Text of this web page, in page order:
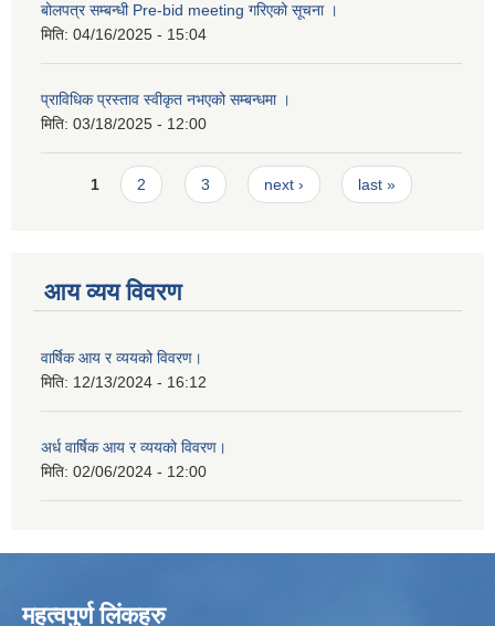
बोलपत्र सम्बन्धी Pre-bid meeting गरिएको सूचना ।
मिति: 04/16/2025 - 15:04
प्राविधिक प्रस्ताव स्वीकृत नभएको सम्बन्धमा ।
मिति: 03/18/2025 - 12:00
Pages
1 2 3 next › last »
आय व्यय विवरण
वार्षिक आय र व्ययको विवरण।
मिति: 12/13/2024 - 16:12
अर्ध वार्षिक आय र व्ययको विवरण।
मिति: 02/06/2024 - 12:00
महत्वपुर्ण लिंकहरु